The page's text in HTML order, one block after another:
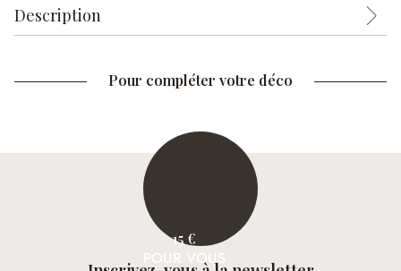
Description
Pour compléter votre déco
15 €
POUR VOUS